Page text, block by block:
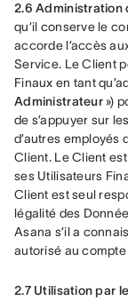
2.6 Administration
qu’il conserve le
accorde l’accès
Service. Le Client
Finaux en tant
Administrateur »)
de s’appuyer sur
d’autres employés
Client. Le Client
ses Utilisateurs
Client est seul
légalité des
Asana s’il a
autorisé au
2.7 Utilisation par